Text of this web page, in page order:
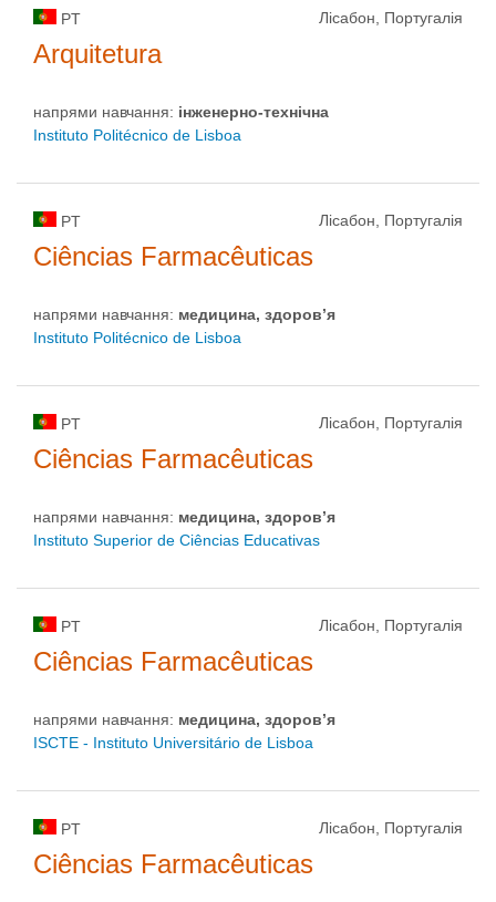
PT Лісабон, Португалія
Arquitetura
напрями навчання: інженерно-технічна
Instituto Politécnico de Lisboa
PT Лісабон, Португалія
Ciências Farmacêuticas
напрями навчання: медицина, здоров’я
Instituto Politécnico de Lisboa
PT Лісабон, Португалія
Ciências Farmacêuticas
напрями навчання: медицина, здоров’я
Instituto Superior de Ciências Educativas
PT Лісабон, Португалія
Ciências Farmacêuticas
напрями навчання: медицина, здоров’я
ISCTE - Instituto Universitário de Lisboa
PT Лісабон, Португалія
Ciências Farmacêuticas